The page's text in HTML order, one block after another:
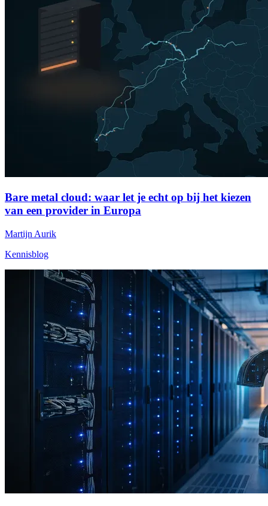
Bare metal cloud: waar let je echt op bij het kiezen
van een provider in Europa
Martijn Aurik
Kennisblog